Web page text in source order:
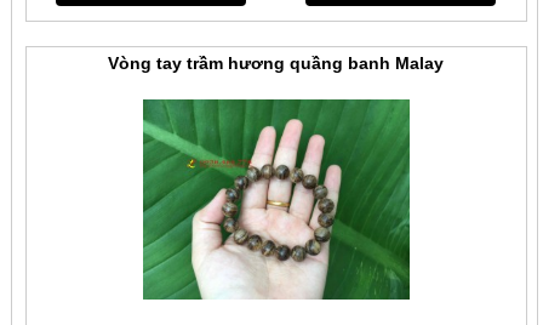
Vòng tay trầm hương quầng banh Malay